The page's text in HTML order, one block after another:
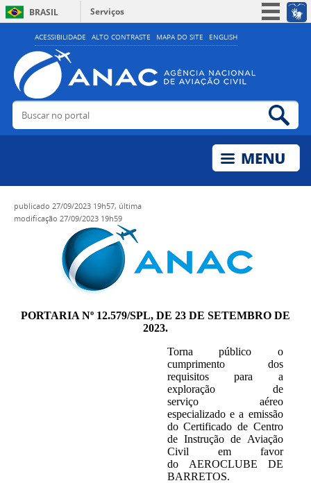
ACESSIBILIDADE ALTO CONTRASTE MAPA DO SITE ENGLISH
BRASIL
Serviços
Simplifique!
Acesso à informação
Legislação
Buscar no portal
publicado 27/09/2023 19h57, última
modificação 27/09/2023 19h59
PORTARIA Nº 12.579/SPL, DE 23 DE SETEMBRO DE
2023.
Torna público o
cumprimento dos
requisitos para a
exploração de
serviço aéreo
especializado e a emissão
do Certificado de Centro
de Instrução de Aviação
Civil em favor
do AEROCLUBE DE
BARRETOS.